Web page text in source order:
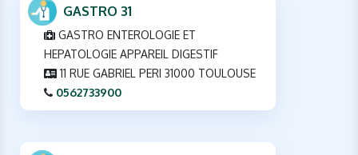
GASTRO 31
GASTRO ENTEROLOGIE ET
HEPATOLOGIE APPAREIL DIGESTIF
11 RUE GABRIEL PERI 31000 TOULOUSE
0562733900